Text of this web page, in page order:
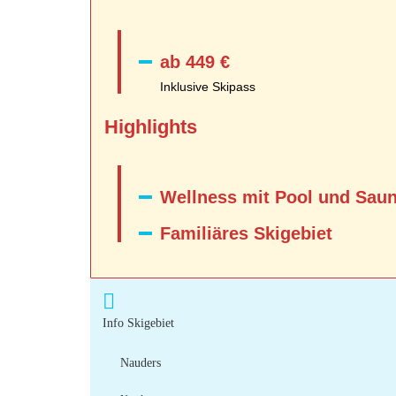
ab 449 €
Inklusive Skipass
Highlights
Wellness mit Pool und
Familiäres Skigebiet
Info Skigebiet
Nauders